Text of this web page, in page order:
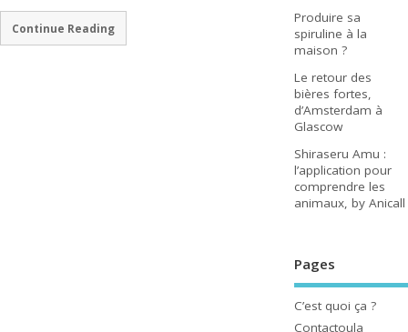
Continue Reading
Produire sa
spiruline à la
maison ?
Le retour des
bières fortes,
d’Amsterdam à
Glascow
Shiraseru Amu :
l’application pour
comprendre les
animaux, by Anicall
Pages
C’est quoi ça ?
Contactoula